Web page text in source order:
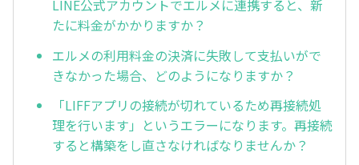
LINE公式アカウントでエルメに連携すると、新
たに料金がかかりますか？
エルメの利用料金の決済に失敗して支払いがで
きなかった場合、どのようになりますか？
「LIFFアプリの接続が切れているため再接続処
理を行います」というエラーになります。再接続
すると構築をし直さなければなりませんか？